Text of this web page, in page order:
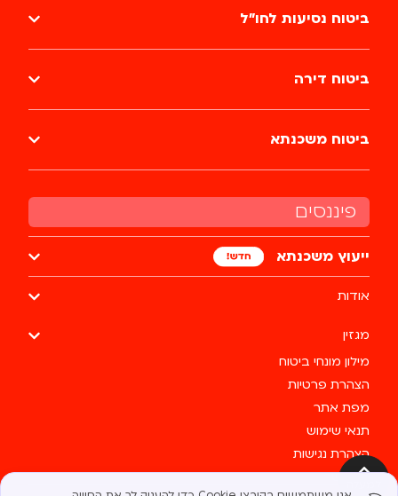
פיננסים
ייעוץ משכנתא
אודות
מגזין
מילון מונחי ביטוח
הצהרת פרטיות
מפת אתר
תנאי שימוש
הצהרת נגישות
צרו קשר
ביטוח נסיעות לחו״ל
ביטוח דירה
ביטוח משכנתא